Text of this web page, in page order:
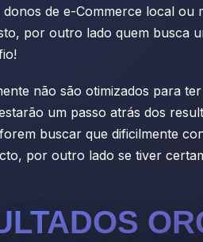
de e-Commerce local ou
por outro lado quem busca
não são otimizados para
um passo atrás dos
buscar que dificilmente
por outro lado se tiver